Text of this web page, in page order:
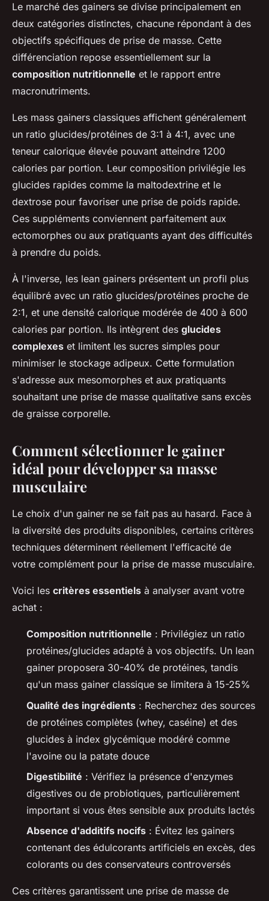
Le marché des gainers se divise principalement en
deux catégories distinctes, chacune répondant à des
objectifs spécifiques de prise de masse. Cette
différenciation repose essentiellement sur la
composition nutritionnelle et le rapport entre
macronutriments.
Les mass gainers classiques affichent généralement
un ratio glucides/protéines de 3:1 à 4:1, avec une
teneur calorique élevée pouvant atteindre 1200
calories par portion. Leur composition privilégie les
glucides rapides comme la maltodextrine et le
dextrose pour favoriser une prise de poids rapide.
Ces suppléments conviennent parfaitement aux
ectomorphes ou aux pratiquants ayant des difficultés
à prendre du poids.
À l'inverse, les lean gainers présentent un profil plus
équilibré avec un ratio glucides/protéines proche de
2:1, et une densité calorique modérée de 400 à 600
calories par portion. Ils intègrent des glucides
complexes et limitent les sucres simples pour
minimiser le stockage adipeux. Cette formulation
s'adresse aux mesomorphes et aux pratiquants
souhaitant une prise de masse qualitative sans excès
de graisse corporelle.
Comment sélectionner le gainer
idéal pour développer sa masse
musculaire
Le choix d'un gainer ne se fait pas au hasard. Face à
la diversité des produits disponibles, certains critères
techniques déterminent réellement l'efficacité de
votre complément pour la prise de masse musculaire.
Voici les critères essentiels à analyser avant votre
achat :
Composition nutritionnelle : Privilégiez un ratio
protéines/glucides adapté à vos objectifs. Un lean
gainer proposera 30-40% de protéines, tandis
qu'un mass gainer classique se limitera à 15-25%
Qualité des ingrédients : Recherchez des sources
de protéines complètes (whey, caséine) et des
glucides à index glycémique modéré comme
l'avoine ou la patate douce
Digestibilité : Vérifiez la présence d'enzymes
digestives ou de probiotiques, particulièrement
important si vous êtes sensible aux produits lactés
Absence d'additifs nocifs : Évitez les gainers
contenant des édulcorants artificiels en excès, des
colorants ou des conservateurs controversés
Ces critères garantissent une prise de masse de